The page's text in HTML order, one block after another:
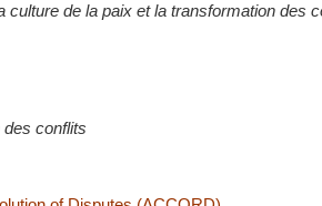
de la paix et la transformation des
des conflits